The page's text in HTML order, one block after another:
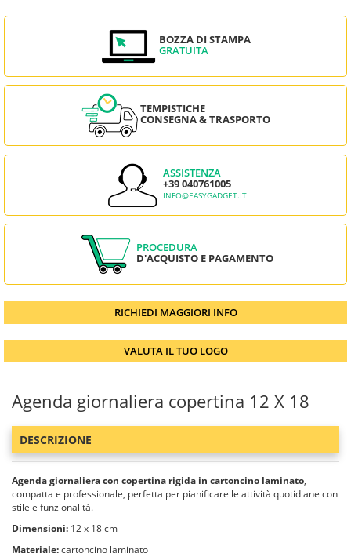
BOZZA DI STAMPA
GRATUITA
TEMPISTICHE
CONSEGNA & TRASPORTO
ASSISTENZA
+39 040761005
INFO@EASYGADGET.IT
PROCEDURA
D'ACQUISTO E PAGAMENTO
RICHIEDI MAGGIORI INFO
VALUTA IL TUO LOGO
Agenda giornaliera copertina 12 X 18
DESCRIZIONE
Agenda giornaliera con copertina rigida in cartoncino laminato,
compatta e professionale, perfetta per pianificare le attività quotidiane con
stile e funzionalità.
Dimensioni: 12 x 18 cm
Materiale:cartoncino laminato